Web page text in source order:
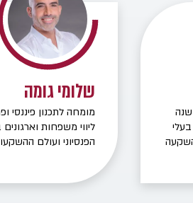
מתכנן פיננסי בעל ניסיון של 22 שנה
השקעה
שלומי גומה
מומחה לתכנון פיננסי
ליווי משפחות
הפנסיוני ועולם
משפחתי להגיע